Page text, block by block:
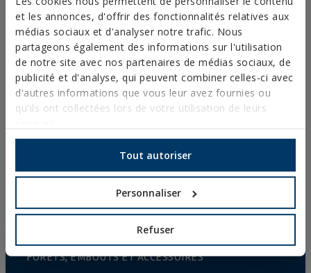
et les annonces, d'offrir des fonctionnalités relatives aux
médias sociaux et d'analyser notre trafic. Nous
partageons également des informations sur l'utilisation
de notre site avec nos partenaires de médias sociaux, de
publicité et d'analyse, qui peuvent combiner celles-ci avec
d'autres informations que vous leur avez fournies ou
qu'ils ont collectées lors de votre utilisation de leurs
Tout autoriser
Personnaliser
Refuser
CLÔTURES ET CAGES
FIXATIONS ET ACCESSOIRES POUR PLAQUES DE
PLÂTRE
FIXATION DIRECTE
VIS POUR TOITURES ET FAÇADES
VIS AUTO-PERCEUSES, FILETÉES À TÔLE ET PVC
CONNECTEURS POUR BOIS
BOULONNERIE NORMALISÉE
FORETS, EMBOUTS ET ACCESSOIRES